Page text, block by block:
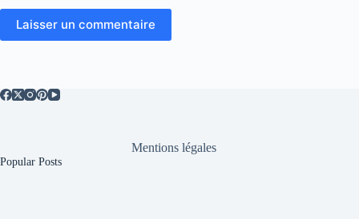
Laisser un commentaire
Mentions légales
Popular Posts